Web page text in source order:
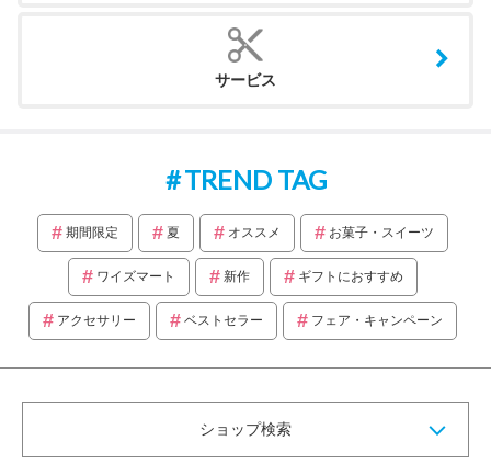
サービス
TREND TAG
期間限定 夏 オススメ お菓子・スイーツ
ワイズマート 新作 ギフトにおすすめ
アクセサリー ベストセラー フェア・キャンペーン
ショップ検索